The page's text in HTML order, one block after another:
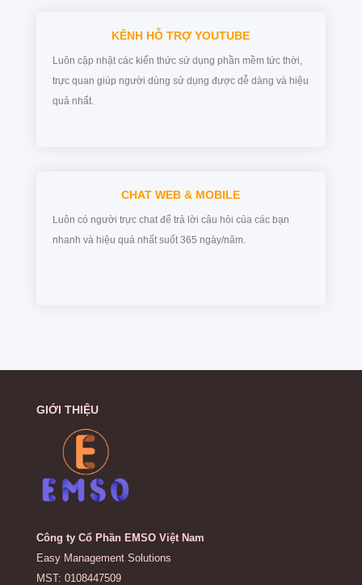
KÊNH HỖ TRỢ YOUTUBE
Luôn cập nhật các kiến thức sử dụng phần mềm tức thời,
trực quan giúp người dùng sử dụng được dễ dàng và hiệu
quả nhất.
CHAT WEB & MOBILE
Luôn có người trực chat để trả lời câu hỏi của các bạn
nhanh và hiệu quả nhất suốt 365 ngày/năm.
GIỚI THIỆU
Công ty Cổ Phần EMSO Việt Nam
Easy Management Solutions
MST: 0108447509